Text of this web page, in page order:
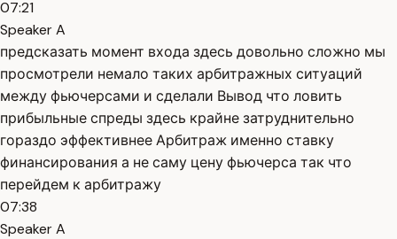
07:21
Speaker A
предсказать момент входа здесь довольно сложно мы
просмотрели немало таких арбитражных ситуаций
между фьючерсами и сделали Вывод что ловить
прибыльные спреды здесь крайне затруднительно
гораздо эффективнее Арбитраж именно ставку
финансирования а не саму цену фьючерса так что
перейдем к арбитражу
07:38
Speaker A